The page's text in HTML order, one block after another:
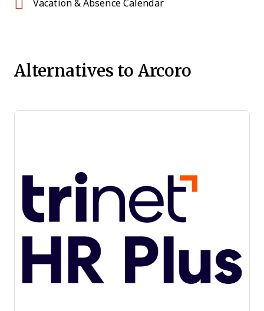
Vacation & Absence Calendar
Alternatives to Arcoro